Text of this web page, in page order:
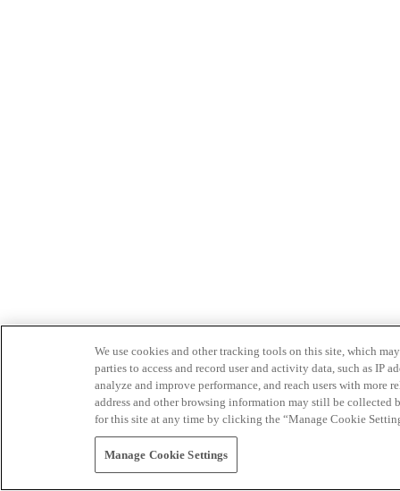
We use cookies and other tracking tools on this site, which
parties to access and record user and activity data, such as IP
analyze and improve performance, and reach users with
address and other browsing information may still be collected
for this site at any time by clicking the “Manage Cookie
Manage Cookie Settings